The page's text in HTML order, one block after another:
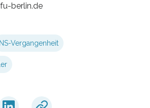
berlin.de
NS-Vergangenheit